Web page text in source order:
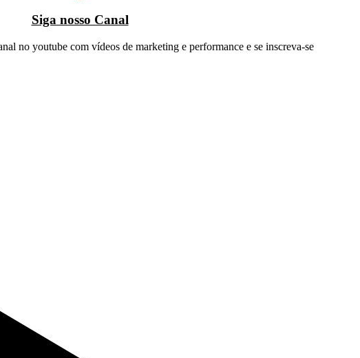
Siga nosso Canal
no youtube com vídeos de marketing e performance e se inscreva-se